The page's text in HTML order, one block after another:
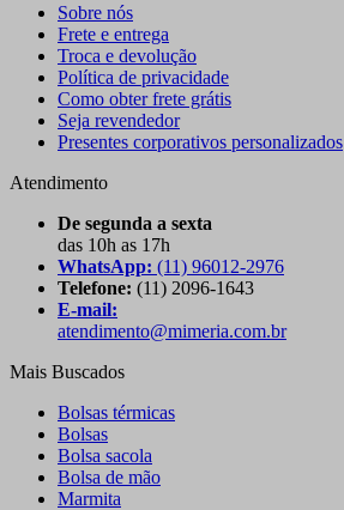
Sobre nós
Frete e entrega
Troca e devolução
Política de privacidade
Como obter frete grátis
Seja revendedor
Presentes corporativos personalizados
Atendimento
De segunda a sexta
das 10h as 17h
WhatsApp: (11) 96012-2976
Telefone: (11) 2096-1643
E-mail:
atendimento@mimeria.com.br
Mais Buscados
Bolsas térmicas
Bolsas
Bolsa sacola
Bolsa de mão
Marmita